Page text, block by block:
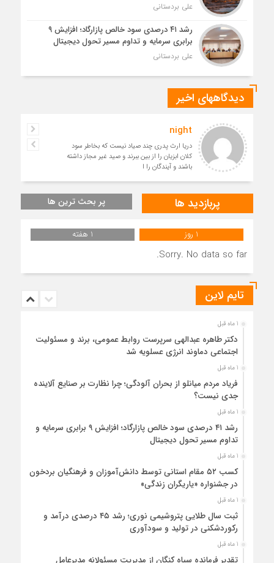
علی بردستانی
رشد ۴۱ درصدی سود خالص پازارگاد؛ افزایش ۹
برابری سرمایه و تداوم مسیر تحول دیجیتال
علی بردستانی
دیدگاههای اخیر
night
دریا ارث پدری چند صیاد نیست که بخاطر سود
کلان ابزیان را از بین ببرند و صید غیر مجاز داشته
باشند و آیندگان را ا
پربازدید ها پر بحث ترین ها
1 روز 1 هفته
Sorry. No data so far.
تایم لاین
1 ماه قبل
دکتر طاهره عبدالهی سرپرست روابط عمومی، برند و مسئولیت
اجتماعی دماوند انرژی عسلویه شد
1 ماه قبل
فریاد مردم میانلو از بحران آلودگی؛ چرا نظارت بر صنایع آلاینده
جدی نیست؟
1 ماه قبل
رشد ۴۱ درصدی سود خالص پازارگاد؛ افزایش ۹ برابری سرمایه و
تداوم مسیر تحول دیجیتال
1 ماه قبل
کسب ۵۲ مقام استانی توسط دانش‌آموزان و فرهنگیان بردخون
در جشنواره «یاریگران زندگی»
1 ماه قبل
ثبت سال طلایی پتروشیمی نوری؛ رشد ۴۵ درصدی درآمد و
رکوردشکنی در تولید و سودآوری
1 ماه قبل
تقدیر فرمانده سپاه کنگان از مدیریت مسئولانه مدیرعامل